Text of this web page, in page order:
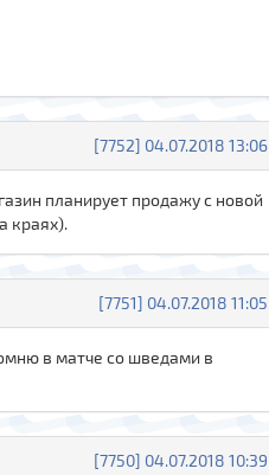
[7752] 04.07.2018 13:06
планирует продажу с новой
краях).
[7751] 04.07.2018 11:05
в матче со шведами в
[7750] 04.07.2018 10:39